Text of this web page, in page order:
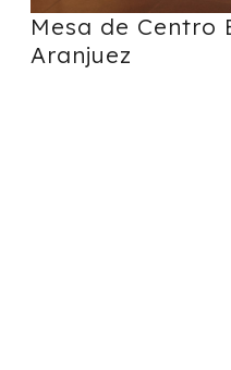
Mesa de Centro
Aranjuez